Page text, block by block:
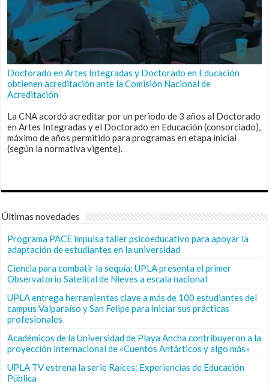
Doctorado en Artes Integradas y Doctorado en Educación
obtienen acreditación ante la Comisión Nacional de
Acreditación
La CNA acordó acreditar por un periodo de 3 años al Doctorado
en Artes Integradas y el Doctorado en Educación (consorciado),
máximo de años permitido para programas en etapa inicial
(según la normativa vigente).
Últimas novedades
Programa PACE impulsa taller psicoeducativo para apoyar la
adaptación de estudiantes en la universidad
Ciencia para combatir la sequía: UPLA presenta el primer
Observatorio Satelital de Nieves a escala nacional
UPLA entrega herramientas clave a más de 100 estudiantes del
campus Valparaíso y San Felipe para iniciar sus prácticas
profesionales
Académicos de la Universidad de Playa Ancha contribuyeron a la
proyección internacional de «Cuentos Antárticos y algo más»
UPLA TV estrena la serie Raíces: Experiencias de Educación
Pública